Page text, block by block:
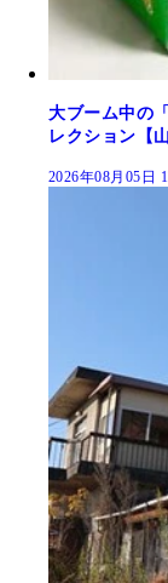
大ブーム中の
レクション【
2026年08月05日